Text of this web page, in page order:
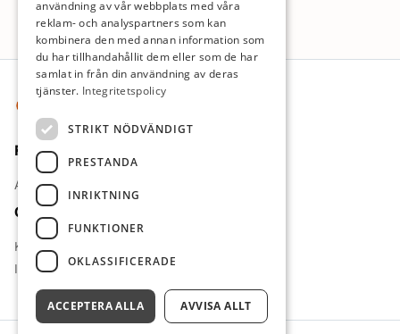
Sidfot
För jobbsökande
Arbetsgivare
Om oss
Kontakt
Integritetspolicy
användning av vår webbplats med våra
reklam- och analyspartners som kan
kombinera den med annan information som
du har tillhandahållit dem eller som de har
samlat in från din användning av deras
tjänster. Integritetspolicy
STRIKT NÖDVÄNDIGT
PRESTANDA
INRIKTNING
FUNKTIONER
OKLASSIFICERADE
ACCEPTERA ALLA AVVISA ALLT